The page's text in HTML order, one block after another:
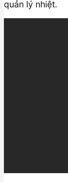
quản lý nhiệt.